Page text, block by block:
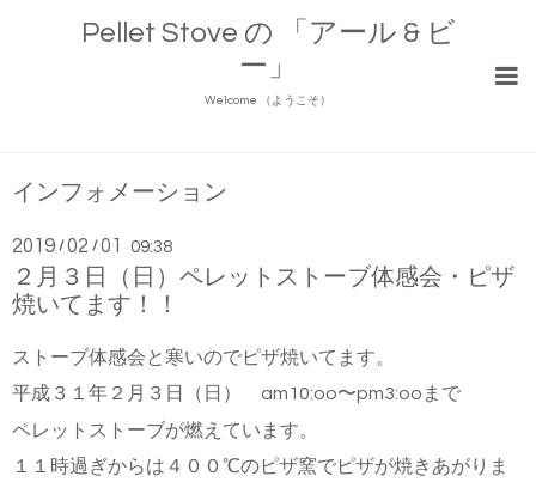
Pellet Stove の 「アール & ビ
ー」
Welcome （ようこそ）
インフォメーション
2019 /02 /01 09:38
２月３日（日）ペレットストーブ体感会・ピザ
焼いてます！！
ストーブ体感会と寒いのでピザ焼いてます。
平成３１年２月３日（日） am10:oo〜pm3:ooまで
ペレットストーブが燃えています。
１１時過ぎからは４００℃のピザ窯でピザが焼きあがりま